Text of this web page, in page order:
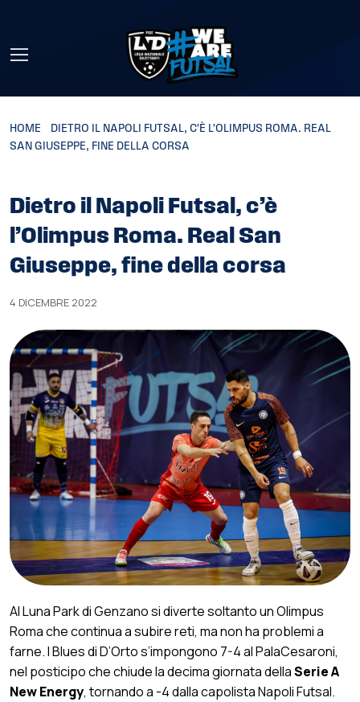
HOME
DIETRO IL NAPOLI FUTSAL, C’È L’OLIMPUS ROMA. REAL
SAN GIUSEPPE, FINE DELLA CORSA
Dietro il Napoli Futsal, c’è
l’Olimpus Roma. Real San
Giuseppe, fine della corsa
4 DICEMBRE 2022
Al Luna Park di Genzano si diverte soltanto un Olimpus
Roma che continua a subire reti, ma non ha problemi a
farne. I Blues di D’Orto s’impongono 7-4 al PalaCesaroni,
nel posticipo che chiude la decima giornata dellaSerie A
New Energy, tornando a -4 dalla capolista Napoli Futsal.